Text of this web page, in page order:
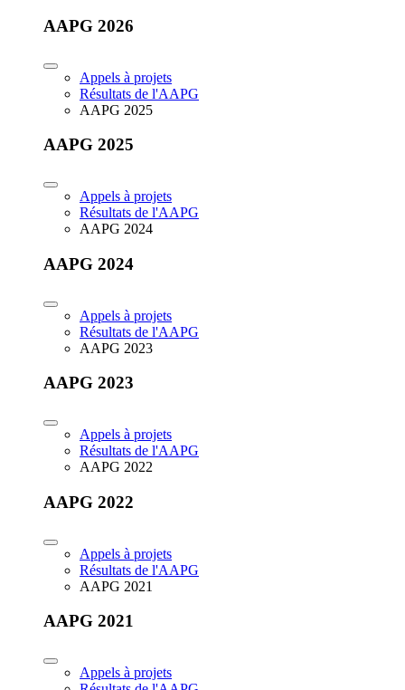
AAPG 2026
Appels à projets
Résultats de l'AAPG
AAPG 2025
AAPG 2025
Appels à projets
Résultats de l'AAPG
AAPG 2024
AAPG 2024
Appels à projets
Résultats de l'AAPG
AAPG 2023
AAPG 2023
Appels à projets
Résultats de l'AAPG
AAPG 2022
AAPG 2022
Appels à projets
Résultats de l'AAPG
AAPG 2021
AAPG 2021
Appels à projets